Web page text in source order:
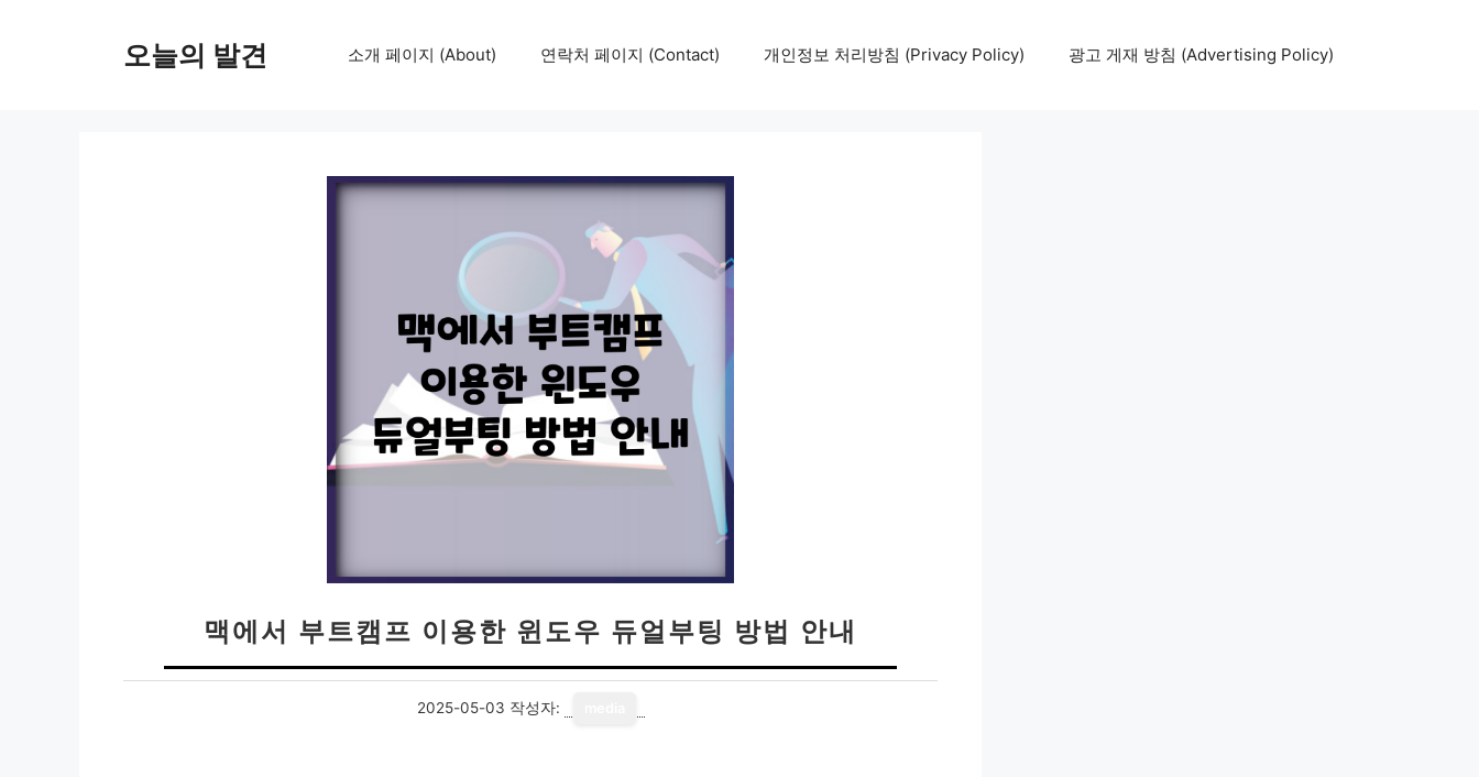
오늘의 발견 소개 페이지 (About) 연락처 페이지 (Contact) 개인정보 처리방침 (Privacy Policy) 광고 게재 방침 (Advertising Policy)
맥에서 부트캠프 이용한 윈도우 듀얼부팅 방법 안내
2025-05-03 작성자: